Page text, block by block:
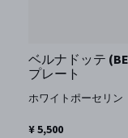
ベルナドッテ
プレート
ホワイトポーセリン
¥ 5,500